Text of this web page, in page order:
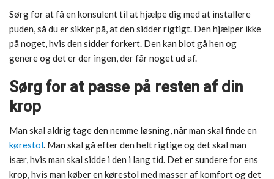
Sørg for at få en konsulent til at hjælpe dig med at installere
puden, så du er sikker på, at den sidder rigtigt. Den hjælper ikke
på noget, hvis den sidder forkert. Den kan blot gå hen og
genere og det er der ingen, der får noget ud af.
Sørg for at passe på resten af din
krop
Man skal aldrig tage den nemme løsning, når man skal finde en
kørestol. Man skal gå efter den helt rigtige og det skal man
især, hvis man skal sidde i den i lang tid. Det er sundere for ens
krop, hvis man køber en kørestol med masser af komfort og det